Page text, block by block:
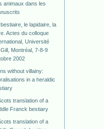
animaux dans les
le lapidaire, la
Actes du colloque
Université
Montréal, 7-8-9
2002
without villainy:
in a heraldic
translation of a
Franck bestiary
translation of a